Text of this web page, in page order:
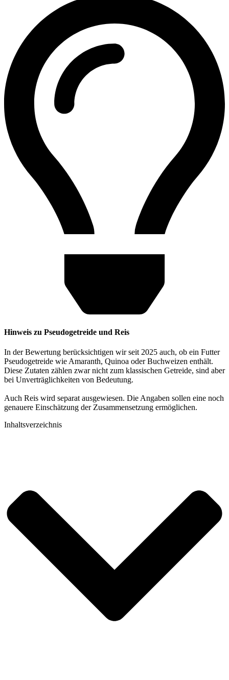
Hinweis zu Pseudogetreide und Reis
In der Bewertung berücksichtigen wir seit 2025 auch, ob ein Futter
Pseudogetreide wie Amaranth, Quinoa oder Buchweizen enthält.
Diese Zutaten zählen zwar nicht zum klassischen Getreide, sind aber
bei Unverträglichkeiten von Bedeutung.
Auch Reis wird separat ausgewiesen. Die Angaben sollen eine noch
genauere Einschätzung der Zusammensetzung ermöglichen.
Inhaltsverzeichnis​